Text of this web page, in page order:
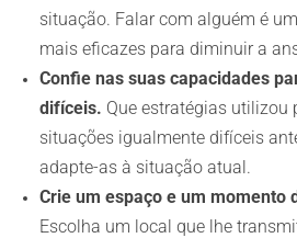
situação. Falar com alguém é
mais eficazes para diminuir a
Confie nas suas capacidades
difíceis. Que estratégias utilizou
situações igualmente difíceis
adapte-as à situação atual.
Crie um espaço e um momento
Escolha um local que lhe